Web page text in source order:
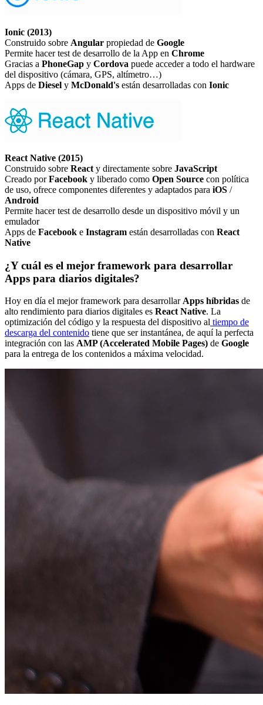
Ionic (2013)
Construido sobre Angular propiedad de Google
Permite hacer test de desarrollo de la App en Chrome
Gracias a PhoneGap y Cordova puede acceder a todo el hardware
del dispositivo (cámara, GPS, altímetro…)
Apps de Diesel y McDonald's están desarrolladas con Ionic
React Native (2015)
Construido sobre React y directamente sobre JavaScript
Creado porFacebook y liberado como Open Source con política
de uso, ofrece componentes diferentes y adaptados para iOS /
Android
Permite hacer test de desarrollo desde un dispositivo móvil y un
emulador
Apps de Facebook e Instagram están desarrolladas con React
Native
¿Y cuál es el mejor framework para desarrollar
Apps para diarios digitales?
Hoy en día el mejor framework para desarrollarApps híbridas de
alto rendimiento para diarios digitales es React Native. La
optimización del código y la respuesta del dispositivo al tiempo de
descarga del contenido tiene que ser instantánea, de aquí la perfecta
integración con las AMP (Accelerated Mobile Pages) de Google
para la entrega de los contenidos a máxima velocidad.